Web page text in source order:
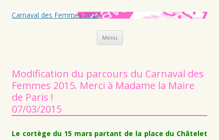
Carnaval des Femmes 2024
Menu Aller au contenu principal
Modification du parcours du Carnaval des
Femmes 2015. Merci à Madame la Maire
de Paris !
07/03/2015
Le cortège du 15 mars partant de la place du Châtelet